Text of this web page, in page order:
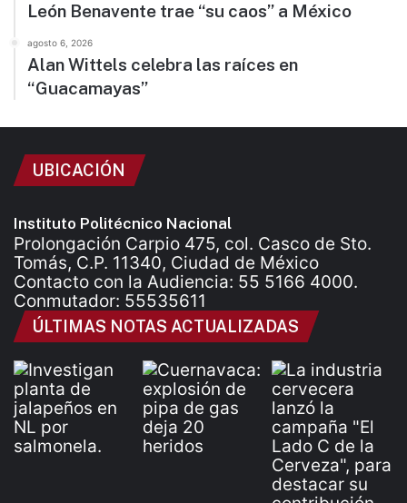
León Benavente trae “su caos” a México
agosto 6, 2026
Alan Wittels celebra las raíces en
“Guacamayas”
UBICACIÓN
Instituto Politécnico Nacional
Prolongación Carpio 475, col. Casco de Sto.
Tomás, C.P. 11340, Ciudad de México
Contacto con la Audiencia: 55 5166 4000.
Conmutador: 55535611
ÚLTIMAS NOTAS ACTUALIZADAS